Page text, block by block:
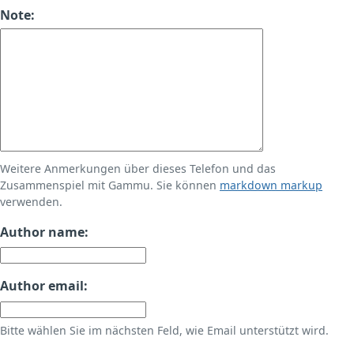
Note:
Weitere Anmerkungen über dieses Telefon und das
Zusammenspiel mit Gammu. Sie können markdown markup
verwenden.
Author name:
Author email:
Bitte wählen Sie im nächsten Feld, wie Email unterstützt wird.